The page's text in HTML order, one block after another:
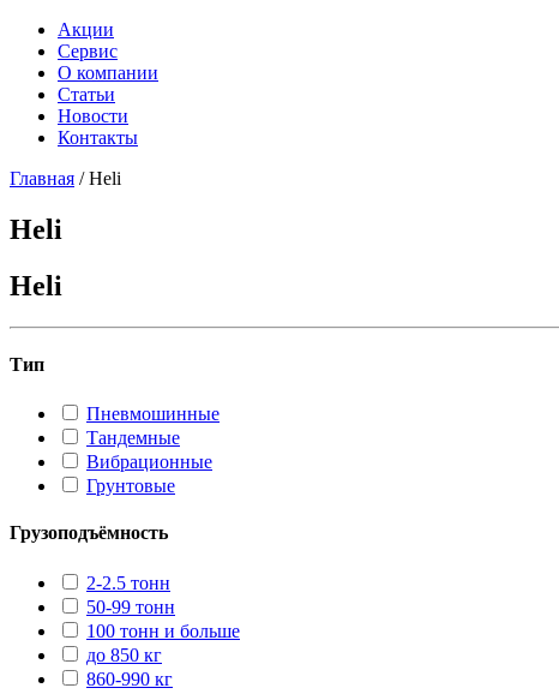
Акции
Сервис
О компании
Статьи
Новости
Контакты
Главная /Heli
Heli
Heli
Тип
Пневмошинные
Тандемные
Вибрационные
Грунтовые
Грузоподъёмность
2-2.5 тонн
50-99 тонн
100 тонн и больше
до 850 кг
860-990 кг